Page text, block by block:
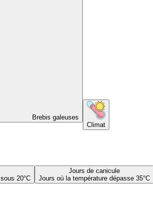
Brebis galeuses
Climat
20°C
Jours de canicule
Jours où la température dépasse 35°C